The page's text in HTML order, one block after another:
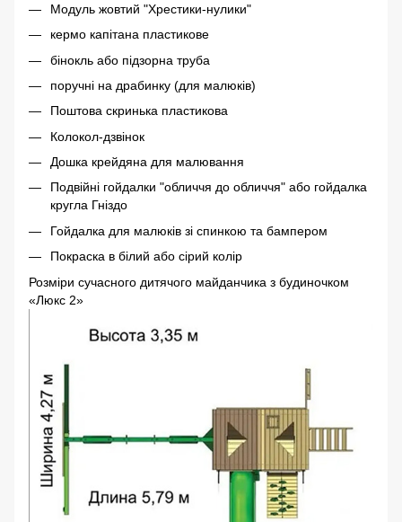
Модуль жовтий "Хрестики-нулики"
кермо капітана пластикове
бінокль або підзорна труба
поручні на драбинку (для малюків)
Поштова скринька пластикова
Колокол-дзвінок
Дошка крейдяна для малювання
Подвійні гойдалки "обличчя до обличчя" або гойдалка
кругла Гніздо
Гойдалка для малюків зі спинкою та бампером
Покраска в білий або сірий колір
Розміри сучасного дитячого майданчика з будиночком
«Люкс 2»